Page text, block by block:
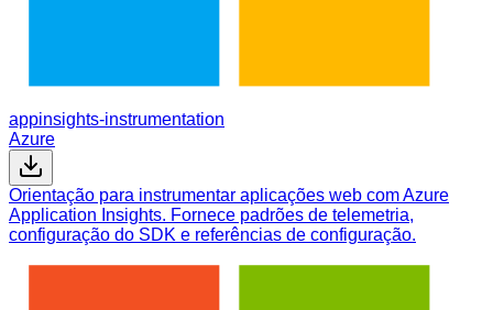
appinsights-instrumentation
Azure
Orientação para instrumentar aplicações web com Azure
Application Insights. Fornece padrões de telemetria,
configuração do SDK e referências de configuração.